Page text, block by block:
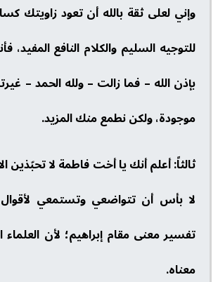
وإني لعلى ثقة بالله أن تعود زاويتك
للتوجيه السليم والكلام النافع
بإذن الله – فما زالت – ولله الحمد –
موجودة، ولكن نطمع منك المزيد.
ثالثاً: أعلم أنك يا أخت فاطمة لا تحبّذين
لا بأس أن تتواضعي وتستمعي
تفسير معنى مقام إبراهيم؛ لأن العلماء
معناه.